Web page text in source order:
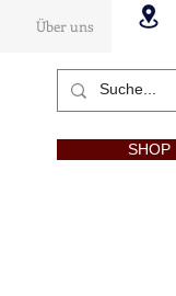
Über uns
SHOP